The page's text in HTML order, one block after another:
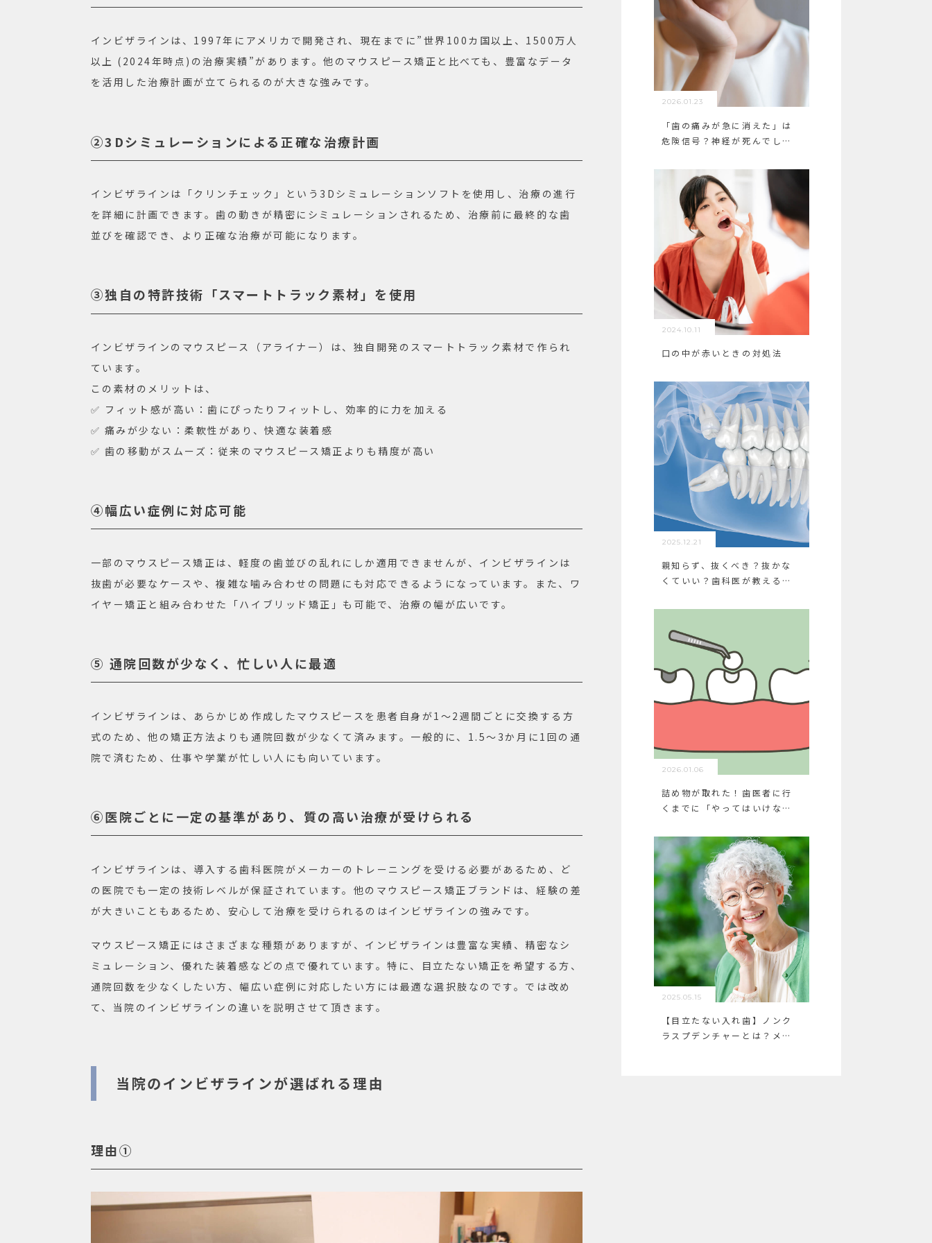
インビザラインは、1997年にアメリカで開発され、現在までに”世界100カ国以上、1500万人
以上 (2024年時点)の治療実績”があります。他のマウスピース矯正と比べても、豊富なデータ
を活用した治療計画が立てられるのが大きな強みです。
②3Dシミュレーションによる正確な治療計画
インビザラインは「クリンチェック」という3Dシミュレーションソフトを使用し、治療の進行
を詳細に計画できます。歯の動きが精密にシミュレーションされるため、治療前に最終的な歯
並びを確認でき、より正確な治療が可能になります。
③独自の特許技術「スマートトラック素材」を使用
インビザラインのマウスピース（アライナー）は、独自開発のスマートトラック素材で作られ
ています。
この素材のメリットは、
✅ フィット感が高い：歯にぴったりフィットし、効率的に力を加える
✅ 痛みが少ない：柔軟性があり、快適な装着感
✅ 歯の移動がスムーズ：従来のマウスピース矯正よりも精度が高い
④幅広い症例に対応可能
一部のマウスピース矯正は、軽度の歯並びの乱れにしか適用できませんが、インビザラインは
抜歯が必要なケースや、複雑な噛み合わせの問題にも対応できるようになっています。また、ワ
イヤー矯正と組み合わせた「ハイブリッド矯正」も可能で、治療の幅が広いです。
⑤ 通院回数が少なく、忙しい人に最適
インビザラインは、あらかじめ作成したマウスピースを患者自身が1～2週間ごとに交換する方
式のため、他の矯正方法よりも通院回数が少なくて済みます。一般的に、1.5～3か月に1回の通
院で済むため、仕事や学業が忙しい人にも向いています。
⑥医院ごとに一定の基準があり、質の高い治療が受けられる
インビザラインは、導入する歯科医院がメーカーのトレーニングを受ける必要があるため、ど
の医院でも一定の技術レベルが保証されています。他のマウスピース矯正ブランドは、経験の差
が大きいこともあるため、安心して治療を受けられるのはインビザラインの強みです。
マウスピース矯正にはさまざまな種類がありますが、インビザラインは豊富な実績、精密なシ
ミュレーション、優れた装着感などの点で優れています。特に、目立たない矯正を希望する方、
通院回数を少なくしたい方、幅広い症例に対応したい方には最適な選択肢なのです。では改め
て、当院のインビザラインの違いを説明させて頂きます。
当院のインビザラインが選ばれる理由
理由①
2026.01.23
「歯の痛みが急に消えた」は
危険信号？神経が死んでしま
2024.10.11
口の中が赤いときの対処法
2025.12.21
親知らず、抜くべき？抜かな
くていい？歯科医が教える判
2026.01.06
詰め物が取れた！歯医者に行
くまでに「やってはいけない
2025.05.15
【目立たない入れ歯】ノンク
ラスプデンチャーとは？メリ